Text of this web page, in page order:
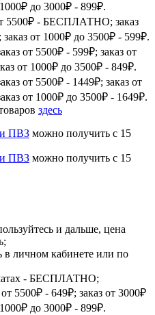
до 3000₽ - 899₽.
5500₽ - БЕСПЛАТНО; заказ
от 1000₽ до 3500₽ - 599₽.
от 5500₽ - 599₽; заказ от
от 1000₽ до 3500₽ - 849₽.
от 5500₽ - 1449₽; заказ от
от 1000₽ до 3500₽ - 1649₽.
здесь
и ПВЗ можно получить с 15
и ПВЗ можно получить с 15
и дальше, цена
личном кабинете или по
- БЕСПЛАТНО;
5500₽ - 649₽; заказ от 3000₽
до 3000₽ - 899₽.